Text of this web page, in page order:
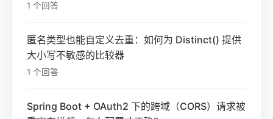
1 个回答
匿名类型也能自定义去重：如何为 Distinct() 提供
大小写不敏感的比较器
1 个回答
Spring Boot + OAuth2 下的跨域（CORS）请求被